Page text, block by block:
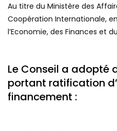
Au titre du Ministère des
Coopération Internationale,
l’Economie, des Finances et
Le Conseil a adopté
portant ratification
financement :